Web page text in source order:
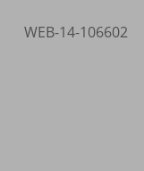
WEB-14-106602